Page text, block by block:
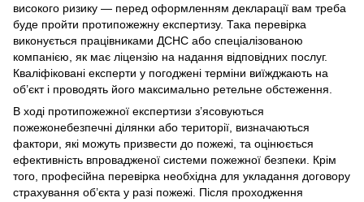
високого ризику — перед оформленням декларації вам треба
буде пройти протипожежну експертизу. Така перевірка
виконується працівниками ДСНС або спеціалізованою
компанією, як має ліцензію на надання відповідних послуг.
Кваліфіковані експерти у погоджені терміни виїжджають на
об’єкт і проводять його максимально ретельне обстеження.
В ході протипожежної експертизи з’ясовуються
пожежонебезпечні ділянки або території, визначаються
фактори, які можуть призвести до пожежі, та оцінюється
ефективність впровадженої системи пожежної безпеки. Крім
того, професійна перевірка необхідна для укладання договору
страхування об’єкта у разі пожежі. Після проходження